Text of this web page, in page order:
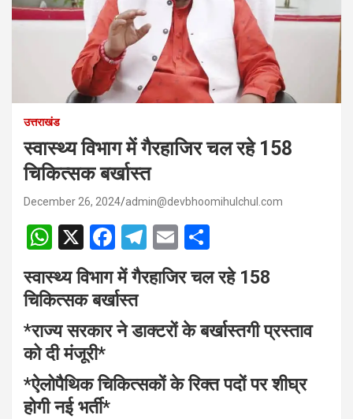
उत्तराखंड
स्वास्थ्य विभाग में गैरहाजिर चल रहे 158
चिकित्सक बर्खास्त
December 26, 2024 admin@devbhoomihulchul.com
W
at
s
A
p
p
X
F
a
ce
b
o
k
T
el
e
a
E
ail ar
स्वास्थ्य विभाग में गैरहाजिर चल रहे 158
चिकित्सक बर्खास्त
*राज्य सरकार ने डाक्टरों के बर्खास्तगी प्रस्ताव
को दी मंजूरी*
*ऐलोपैथिक चिकित्सकों के रिक्त पदों पर शीघ्र
होगी नई भर्ती*